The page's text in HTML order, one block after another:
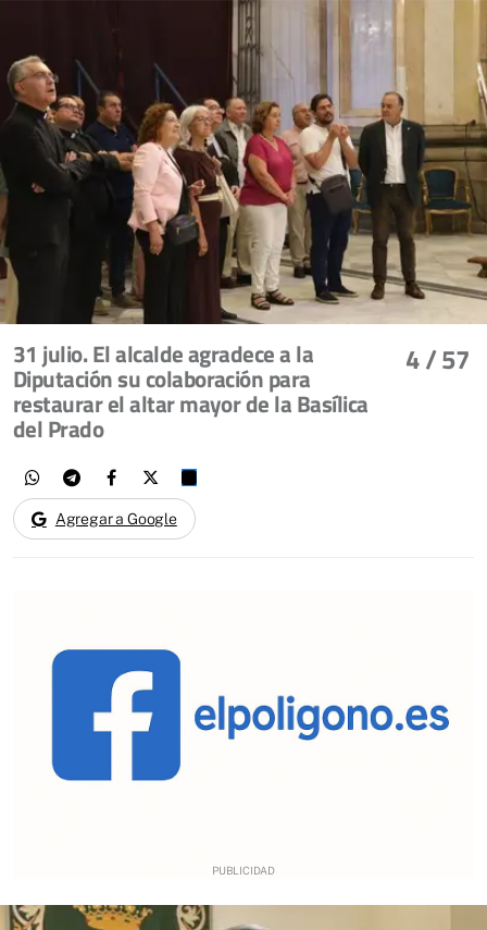
4/ 57
31 julio. El alcalde agradece a la
Diputación su colaboración para
restaurar el altar mayor de la Basílica
del Prado
Agregar a Google